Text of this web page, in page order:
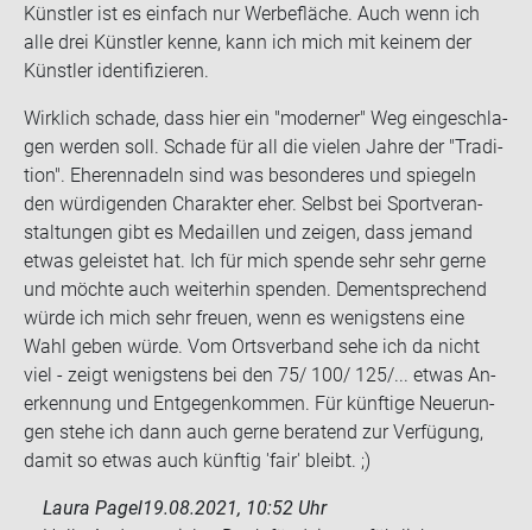
Künst­ler ist es ein­fach nur Wer­be­flä­che. Auch wenn ich
alle drei Künst­ler kenne, kann ich mich mit kei­nem der
Künst­ler iden­ti­fi­zie­ren.
Wirk­lich scha­de, dass hier ein "mo­der­ner" Weg ein­ge­schla­
gen wer­den soll. Scha­de für all die vie­len Jahre der "Tra­di­
ti­on". Ehe­ren­na­deln sind was be­son­de­res und spie­geln
den wür­di­gen­den Cha­rak­ter eher. Selbst bei Sport­ver­an­
stal­tun­gen gibt es Me­dail­len und zei­gen, dass je­mand
etwas ge­leis­tet hat. Ich für mich spen­de sehr sehr gerne
und möch­te auch wei­ter­hin spen­den. Dem­entspre­chend
würde ich mich sehr freu­en, wenn es we­nigs­tens eine
Wahl geben würde. Vom Orts­ver­band sehe ich da nicht
viel - zeigt we­nigs­tens bei den 75/ 100/ 125/... etwas An­
er­ken­nung und Ent­ge­gen­kom­men. Für künf­ti­ge Neue­run­
gen stehe ich dann auch gerne be­ra­tend zur Ver­fü­gung,
damit so etwas auch künf­tig 'fair' bleibt. ;)
Laura Pagel19.08.2021, 10:52 Uhr